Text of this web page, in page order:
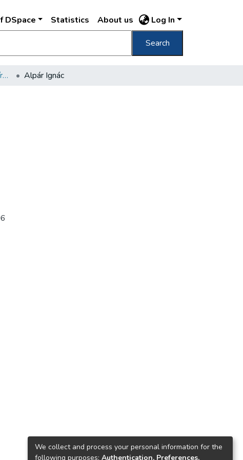
DSpace Statistics About us Log In
Search
Budapest VIII Fiumei út sírkert 3. rész Alpár Ignác
We collect and process your personal information for the
following purposes: Authentication, Preferences,